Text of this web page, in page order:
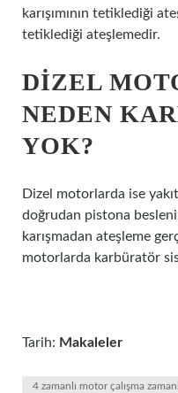
karışımının tetiklediği
tetiklediği ateşlemedir.
DIZEL
NEDEN
YOK?
Dizel motorlarda ise
doğrudan pistona
karışmadan ateşleme
motorlarda karbüratör
Tarih: Makaleler
4 zamanlı motor çalışma